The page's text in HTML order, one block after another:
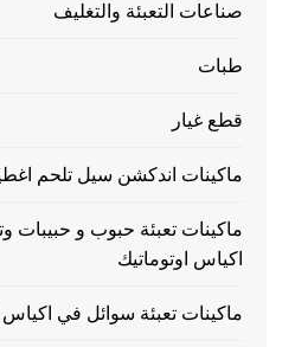
صناعات التعبئة والتغليف
طبات
قطع غيار
ماكينات اندكشن سيل تلحم
ماكينات تعبئة حبوب و حبيبات
اكياس اوتوماتيك
ماكينات تعبئة سوائل في اكياس